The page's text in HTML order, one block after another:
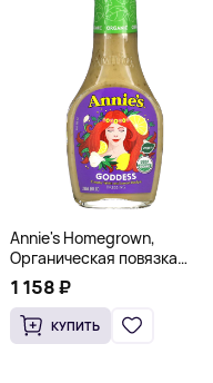
Annie's Homegrown,
Органическая повязка
«Богиня», 236 мл (8 жидк.
унц.)
1 158 ₽
КУПИТЬ